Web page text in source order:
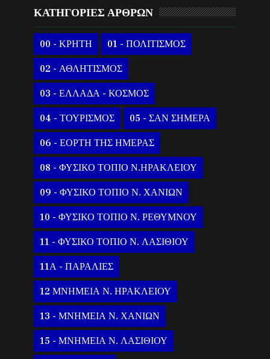
ΚΑΤΗΓΟΡΙΕΣ ΑΡΘΡΩΝ
00 - ΚΡΗΤΗ 01 - ΠΟΛΙΤΙΣΜΟΣ
02 - ΑΘΛΗΤΙΣΜΟΣ
03 - ΕΛΛΑΔΑ - ΚΟΣΜΟΣ
04 - ΤΟΥΡΙΣΜΟΣ 05 - ΣΑΝ ΣΗΜΕΡΑ
06 - ΕΟΡΤΗ ΤΗΣ ΗΜΕΡΑΣ
08 - ΦΥΣΙΚΟ ΤΟΠΙΟ Ν.ΗΡΑΚΛΕΙΟΥ
09 - ΦΥΣΙΚΟ ΤΟΠΙΟ Ν. ΧΑΝΙΩΝ
10 - ΦΥΣΙΚΟ ΤΟΠΙΟ Ν. ΡΕΘΥΜΝΟΥ
11 - ΦΥΣΙΚΟ ΤΟΠΙΟ Ν. ΛΑΣΙΘΙΟΥ
11Α - ΠΑΡΑΛΙΕΣ
12 ΜΝΗΜΕΙΑ Ν. ΗΡΑΚΛΕΙΟΥ
13 - ΜΝΗΜΕΙΑ Ν. ΧΑΝΙΩΝ
15 - ΜΝΗΜΕΙΑ Ν. ΛΑΣΙΘΙΟΥ